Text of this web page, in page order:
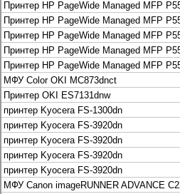
Рассчитать и заказать
О компании
История Леком
Производители
Леком
Pantum
UTINET
G&G
ГК “Катюша”
МФУ, копиры и
Принтеры и МФУ и
Плоттеры и МФУ Oce
Плоттеры и МФУ